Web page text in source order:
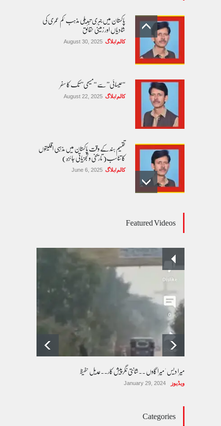
پاکستان میں جبری تبدیلی مذہب 'کم عمری کی
شادیاں اور زمینی حقائق
کالم/بلاگ August 30, 2025
“عیسائی” سے “مسیحی” تک کا سفر
کالم/بلاگ August 22, 2025
تقسیم ہند کے وقت پاکستان میں مذہبی اقلیتوں
کا تناسب( تاریخی و تجزیاتی جائزہ)
کالم/بلاگ June 6, 2025
پسند کی شادیوں کا بڑھتا ہوا رجحان اور راولپنڈی
کی یوسیز میں اندارج پر پابندی ایک نیا تنازعہ
October 14, 2025
Featured Videos
میرا دیس ' میرا گاوں ۔۔شانتی نگرپیش کار۔۔عدیل حفیظ
ویڈیوز January 29, 2024
Categories